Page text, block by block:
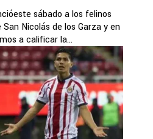
sábado a los felinos
Nicolás de los Garza y en
a calificar la...